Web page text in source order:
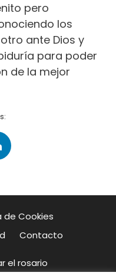
pero
los
ante Dios y
para poder
de la mejor
de Cookies
Contacto
el rosario